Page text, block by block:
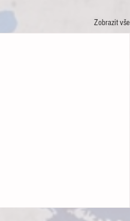
Zobrazit vše